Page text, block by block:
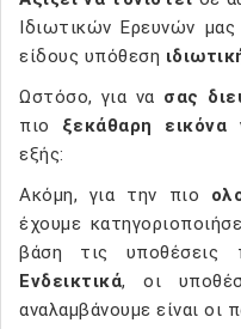
Ιδιωτικών Ερευνών
είδους υπόθεση
Ωστόσο, για να σας
πιο ξεκάθαρη εικόνα
εξής:
Ακόμη, για την πιο
έχουμε
βάση τις υποθέσεις
Ενδεικτικά, οι
αναλαμβάνουμε είναι οι